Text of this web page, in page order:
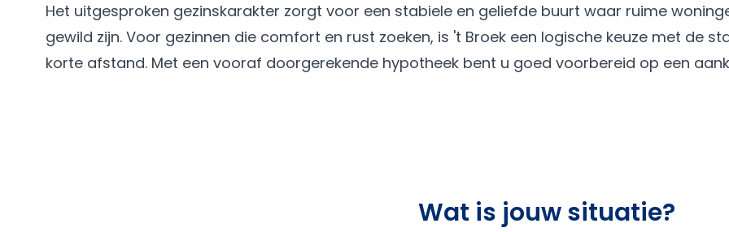
Het uitgesproken gezinskarakter zorgt voor een stabiele en geliefde buurt waar ruime
gewild zijn. Voor gezinnen die comfort en rust zoeken, is 't Broek een logische keuze met de
korte afstand. Met een vooraf doorgerekende hypotheek bent u goed voorbereid op een
Wat is jouw situatie?